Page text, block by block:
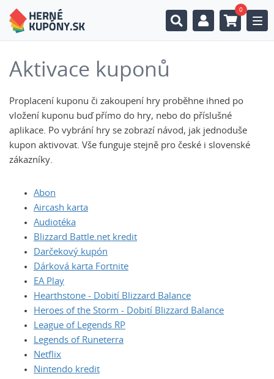
0
Aktivace kuponů
Proplacení kuponu či zakoupení hry proběhne ihned po
vložení kuponu buď přímo do hry, nebo do příslušné
aplikace. Po vybrání hry se zobrazí návod, jak jednoduše
kupon aktivovat. Vše funguje stejně pro české i slovenské
zákazníky.
Abon
Aircash karta
Audiotéka
Blizzard Battle.net kredit
Darčekový kupón
Dárková karta Fortnite
EA Play
Hearthstone - Dobití Blizzard Balance
Heroes of the Storm - Dobití Blizzard Balance
League of Legends RP
Legends of Runeterra
Netflix
Nintendo kredit